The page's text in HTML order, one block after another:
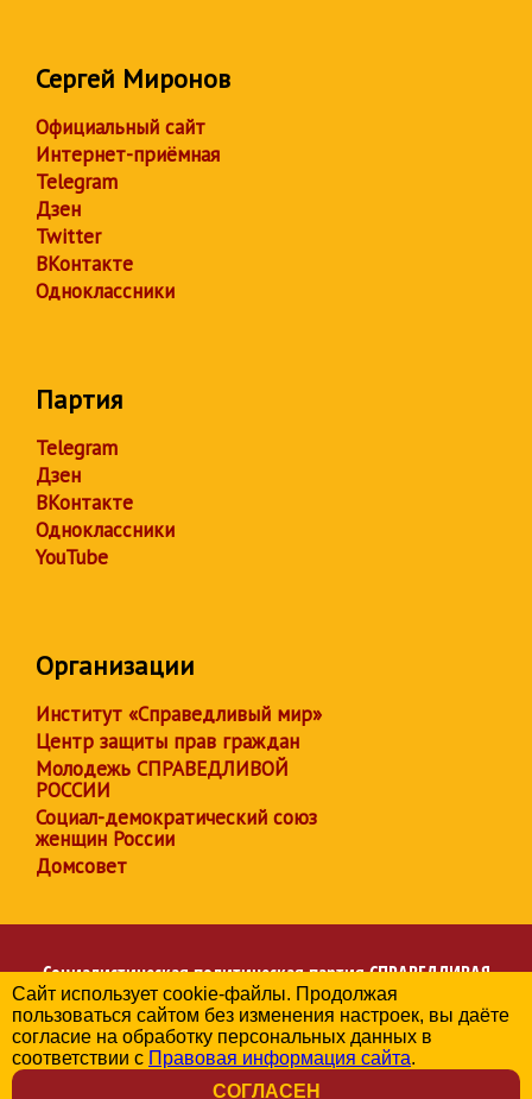
Сергей Миронов
Официальный сайт
Интернет-приёмная
Telegram
Дзен
Twitter
ВКонтакте
Одноклассники
Партия
Telegram
Дзен
ВКонтакте
Одноклассники
YouTube
Организации
Институт «Справедливый мир»
Центр защиты прав граждан
Молодежь СПРАВЕДЛИВОЙ
РОССИИ
Социал-демократический союз
женщин России
Домсовет
Социалистическая политическая партияСПРАВЕДЛИВАЯ
РОССИЯ
Региональное отделение партии в Алтайском крае
© 2006-2026
Политика в отношении обработки персональных данных
Сайт использует cookie-файлы. Продолжая
пользоваться сайтом без изменения настроек, вы даёте
согласие на обработку персональных данных в
соответствии с Правовая информация сайта.
СОГЛАСЕН